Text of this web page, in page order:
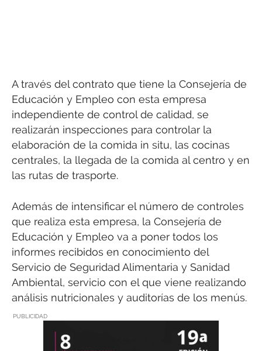
A través del contrato que tiene la Consejería de
Educación y Empleo con esta empresa
independiente de control de calidad, se
realizarán inspecciones para controlar la
elaboración de la comida in situ, las cocinas
centrales, la llegada de la comida al centro y en
las rutas de trasporte.
Además de intensificar el número de controles
que realiza esta empresa, la Consejería de
Educación y Empleo va a poner todos los
informes recibidos en conocimiento del
Servicio de Seguridad Alimentaria y Sanidad
Ambiental, servicio con el que viene realizando
análisis nutricionales y auditorías de los menús.
PUBLICIDAD